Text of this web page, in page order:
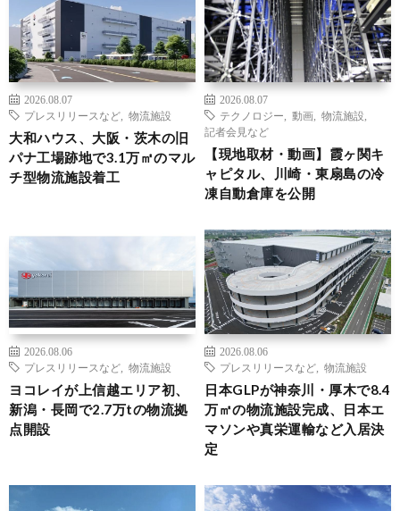
2026.08.07
プレスリリースなど
物流施設
大和ハウス、大阪・茨木の旧
パナ工場跡地で3.1万㎡のマル
チ型物流施設着工
2026.08.07
テクノロジー
動画 物流施設
記者会見など
【現地取材・動画】霞ヶ関キ
ャピタル、川崎・東扇島の冷
凍自動倉庫を公開
2026.08.06
プレスリリースなど
物流施設
ヨコレイが上信越エリア初、
新潟・長岡で2.7万tの物流拠
点開設
2026.08.06
プレスリリースなど
物流施設
日本GLPが神奈川・厚木で8.4
万㎡の物流施設完成、日本エ
マソンや真栄運輸など入居決
定